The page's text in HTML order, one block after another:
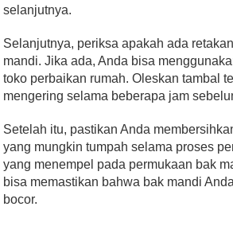
selanjutnya.
Selanjutnya, periksa apakah ada
mandi. Jika ada, Anda bisa
toko perbaikan rumah. Oleskan tambal
mengering selama beberapa jam
Setelah itu, pastikan Anda
yang mungkin tumpah selama proses
yang menempel pada permukaan bak
bisa memastikan bahwa bak mandi
bocor.